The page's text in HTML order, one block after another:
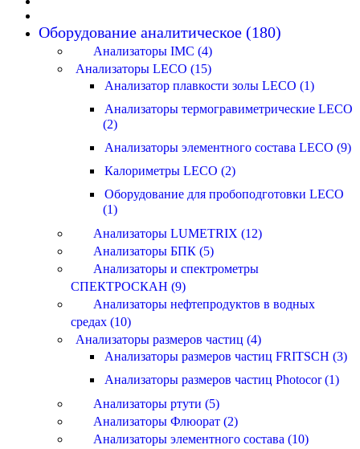
Оборудование аналитическое (180)
Анализаторы IMC (4)
Анализаторы LECO (15)
Анализатор плавкости золы LECO (1)
Анализаторы термогравиметрические LECO
(2)
Анализаторы элементного состава LECO (9)
Калориметры LECO (2)
Оборудование для пробоподготовки LECO
(1)
Анализаторы LUMETRIX (12)
Анализаторы БПК (5)
Анализаторы и спектрометры
СПЕКТРОСКАН (9)
Анализаторы нефтепродуктов в водных
средах (10)
Анализаторы размеров частиц (4)
Анализаторы размеров частиц FRITSCH (3)
Анализаторы размеров частиц Photocor (1)
Анализаторы ртути (5)
Анализаторы Флюорат (2)
Анализаторы элементного состава (10)